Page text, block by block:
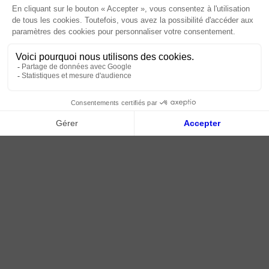
Environ 3 à 6 kg/m² selon la taille du carreau, le relief et la
spatule utilisée.
Il est recommandé d’attendre au moins 24 heures avant
de procéder au jointoiement.
Livraison | Retour client
Nos tutos
Connexion / Inscription
2018 - 2026 © Tessella, Tous droits réservés